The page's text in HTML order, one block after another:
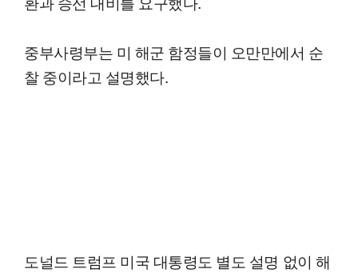
중부사령부는 미 해군 함정들이 오만만에서 순
찰 중이라고 설명했다.
도널드 트럼프 미국 대통령도 별도 설명 없이 해